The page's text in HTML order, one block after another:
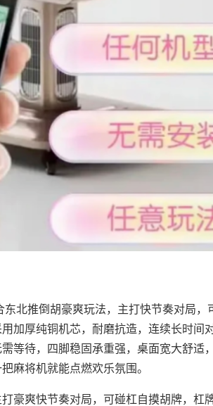
东北推倒胡豪爽玩法，主打快节奏对局，
加厚纯铜机芯，耐磨抗造，连续长时间
等待，四脚稳固承重强，桌面宽大舒适
麻将机就能点燃欢乐氛围。
豪爽快节奏对局，可碰杠自摸胡牌，杠